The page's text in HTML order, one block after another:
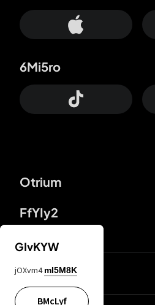
Otrium
FfYIy2
6Mi5ro
DDcvSo
GIvKYW
jOXvm4 mI5M8K
BMcLyf